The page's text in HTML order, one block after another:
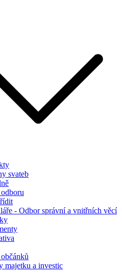
svateb
- Odbor správní a vnitřních věcí
majetku a investic